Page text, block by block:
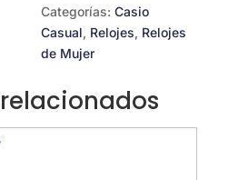
Categorías:Casio
Casual, Relojes, Relojes
de Mujer